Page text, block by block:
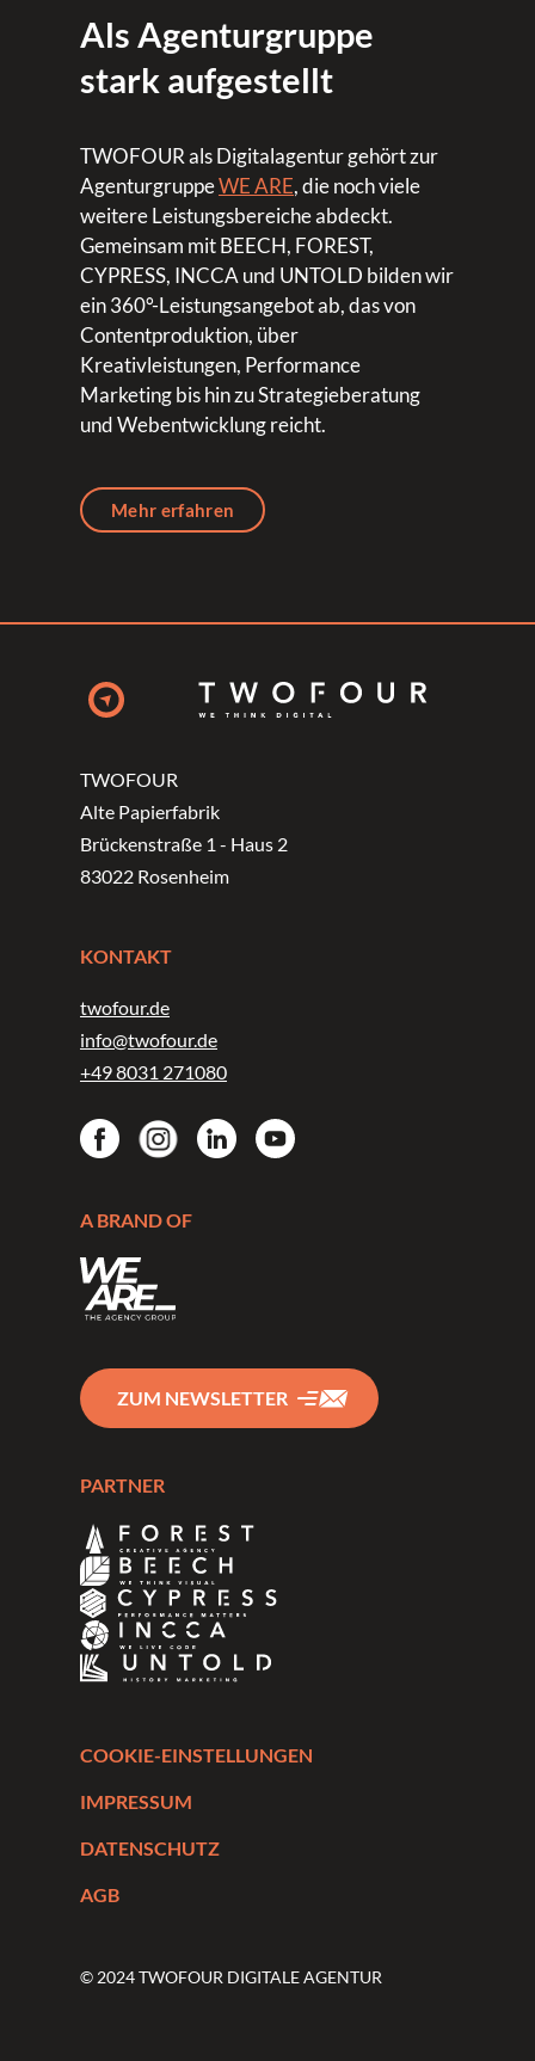
Als Agenturgruppe
stark aufgestellt
TWOFOUR als Digitalagentur gehört zur
AgenturgruppeWE ARE, die noch viele
weitere Leistungsbereiche abdeckt.
Gemeinsam mit BEECH, FOREST,
CYPRESS, INCCA und UNTOLD bilden wir
ein 360°-Leistungsangebot ab, das von
Contentproduktion, über
Kreativleistungen, Performance
Marketing bis hin zu Strategieberatung
und Webentwicklung reicht.
Mehr erfahren
TWOFOUR
Alte Papierfabrik
Brückenstraße 1 - Haus 2
83022 Rosenheim
KONTAKT
twofour.de
info@twofour.de
+49 8031 271080
A BRAND OF
ZUM NEWSLETTER
PARTNER
COOKIE-EINSTELLUNGEN
IMPRESSUM
DATENSCHUTZ
AGB
© 2024 TWOFOUR DIGITALE AGENTUR